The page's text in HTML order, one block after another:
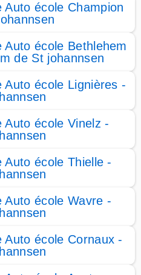
école Champion
école Bethlehem
de St johannsen
Auto école Lignières -
Auto école Vinelz -
Auto école Thielle -
Auto école Wavre -
Auto école Cornaux -